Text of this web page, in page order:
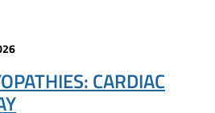
CARDIAC